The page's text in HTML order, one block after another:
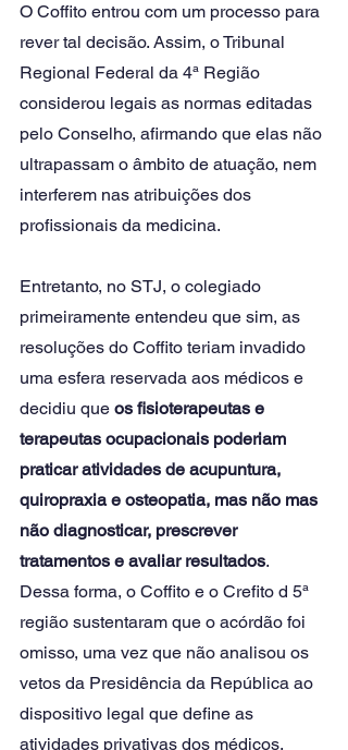
O Coffito entrou com um processo para
rever tal decisão. Assim, o Tribunal
Regional Federal da 4ª Região
considerou legais as normas editadas
pelo Conselho, afirmando que elas não
ultrapassam o âmbito de atuação, nem
interferem nas atribuições dos
profissionais da medicina.
Entretanto, no STJ, o colegiado
primeiramente entendeu que sim, as
resoluções do Coffito teriam invadido
uma esfera reservada aos médicos e
decidiu que os fisioterapeutas e
terapeutas ocupacionais poderiam
praticar atividades de acupuntura,
quiropraxia e osteopatia, mas não mas
não diagnosticar, prescrever
tratamentos e avaliar resultados.
Dessa forma, o Coffito e o Crefito d 5ª
região sustentaram que o acórdão foi
omisso, uma vez que não analisou os
vetos da Presidência da República ao
dispositivo legal que define as
atividades privativas dos médicos,